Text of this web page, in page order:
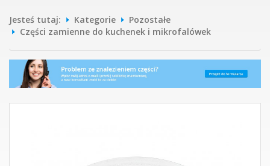
Jesteś tutaj: Kategorie
Pozostałe
Części zamienne do kuchenek i mikrofalówek